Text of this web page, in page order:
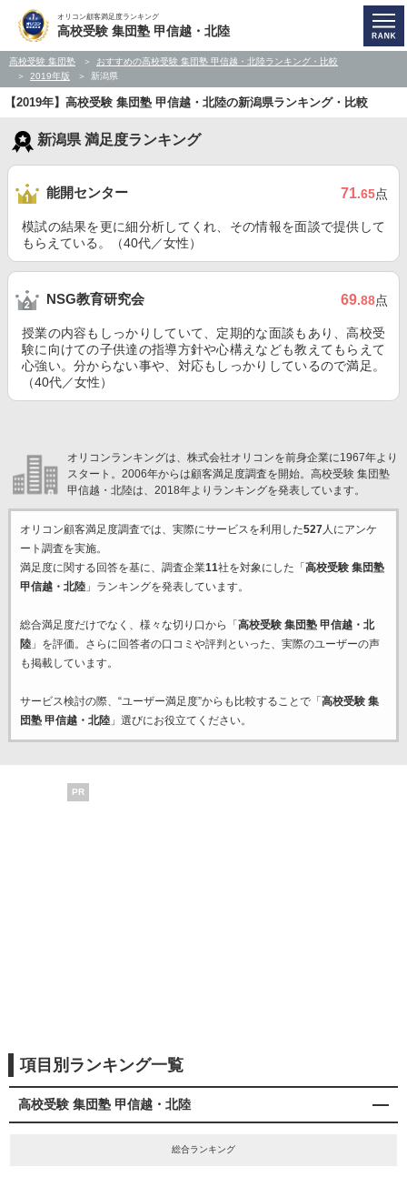
オリコン顧客満足度ランキング
高校受験 集団塾 甲信越・北陸
高校受験 集団塾
おすすめの高校受験 集団塾 甲信越・北陸ランキング・比較
2019年版
新潟県
【2019年】高校受験 集団塾 甲信越・北陸の新潟県ランキング・比較
新潟県 満足度ランキング
能開センター 71.65点
模試の結果を更に細分析してくれ、その情報を面談で提供して
もらえている。（40代／女性）
NSG教育研究会 69.88点
授業の内容もしっかりしていて、定期的な面談もあり、高校受
験に向けての子供達の指導方針や心構えなども教えてもらえて
心強い。分からない事や、対応もしっかりしているので満足。
（40代／女性）
オリコンランキングは、株式会社オリコンを前身企業に1967年より
スタート。2006年からは顧客満足度調査を開始。高校受験 集団塾
甲信越・北陸は、2018年よりランキングを発表しています。
オリコン顧客満足度調査では、実際にサービスを利用した527人にアンケ
ート調査を実施。
満足度に関する回答を基に、調査企業11社を対象にした「 高校受験 集団塾
甲信越・北陸」ランキングを発表しています。
総合満足度だけでなく、様々な切り口から「 高校受験 集団塾 甲信越・北
陸」を評価。さらに回答者の口コミや評判といった、実際のユーザーの声
も掲載しています。
サービス検討の際、“ユーザー満足度”からも比較することで「 高校受験 集
団塾 甲信越・北陸」選びにお役立てください。
PR
項目別ランキング一覧
高校受験 集団塾 甲信越・北陸
総合ランキング